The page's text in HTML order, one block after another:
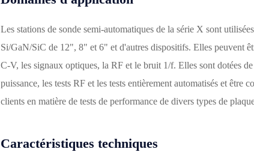
Les stations de sonde semi-automatiques de la série X sont
Si/GaN/SiC de 12", 8" et 6" et d'autres dispositifs. Elles peuvent
C-V, les signaux optiques, la RF et le bruit 1/f. Elles sont dotées
puissance, les tests RF et les tests entièrement automatisés et
clients en matière de tests de performance de divers types de
Caractéristiques techniques